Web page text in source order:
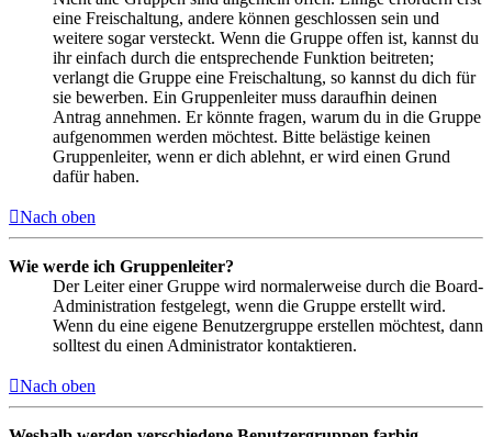
eine Freischaltung, andere können geschlossen sein und
weitere sogar versteckt. Wenn die Gruppe offen ist, kannst du
ihr einfach durch die entsprechende Funktion beitreten;
verlangt die Gruppe eine Freischaltung, so kannst du dich für
sie bewerben. Ein Gruppenleiter muss daraufhin deinen
Antrag annehmen. Er könnte fragen, warum du in die Gruppe
aufgenommen werden möchtest. Bitte belästige keinen
Gruppenleiter, wenn er dich ablehnt, er wird einen Grund
dafür haben.
Nach oben
Wie werde ich Gruppenleiter?
Der Leiter einer Gruppe wird normalerweise durch die Board-
Administration festgelegt, wenn die Gruppe erstellt wird.
Wenn du eine eigene Benutzergruppe erstellen möchtest, dann
solltest du einen Administrator kontaktieren.
Nach oben